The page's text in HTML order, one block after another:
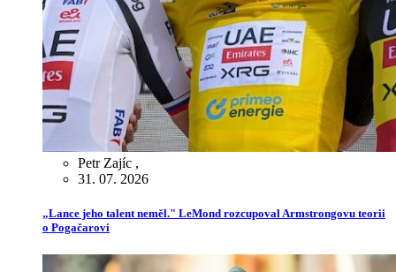
Petr Zajíc ,
31. 07. 2026
„Lance jeho talent neměl." LeMond rozcupoval Armstrongovu teorii
o Pogačarovi